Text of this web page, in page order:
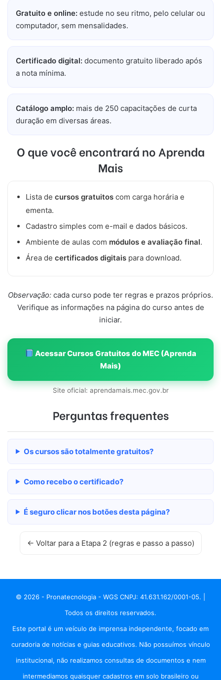
Gratuito e online: estude no seu ritmo, pelo celular ou
computador, sem mensalidades.
Certificado digital: documento gratuito liberado após
a nota mínima.
Catálogo amplo: mais de 250 capacitações de curta
duração em diversas áreas.
O que você encontrará no Aprenda
Mais
Lista de cursos gratuitos com carga horária e
ementa.
Cadastro simples com e-mail e dados básicos.
Ambiente de aulas com módulos e avaliação final.
Área de certificados digitais para download.
Observação: cada curso pode ter regras e prazos próprios.
Verifique as informações na página do curso antes de
iniciar.
Acessar Cursos Gratuitos do MEC (Aprenda
Mais)
Site oficial: aprendamais.mec.gov.br
Perguntas frequentes
Os cursos são totalmente gratuitos?
Como recebo o certificado?
É seguro clicar nos botões desta página?
← Voltar para a Etapa 2 (regras e passo a passo)
© 2026 - Pronatecnologia - WGS CNPJ: 41.631.162/0001-05. |
Todos os direitos reservados.
Este portal é um veículo de imprensa independente, focado em
curadoria de notícias e guias educativos. Não possuímos vínculo
institucional, não realizamos consultas de documentos e nem
intermediamos quaisquer cadastros em solo brasileiro ou